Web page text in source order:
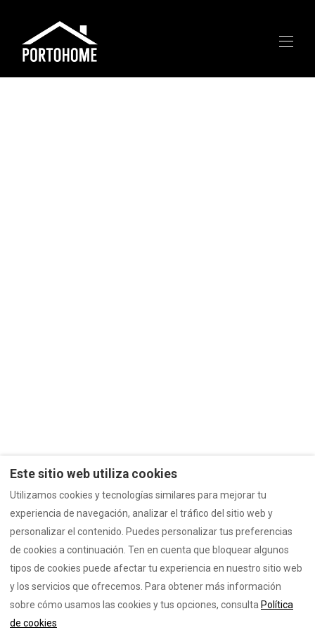
Ubicación PortoHome I y II
Ubicación PortoHome Ático
Aviso Legal
Política de privacidad
Política de cookies
Español EUR 663601626
Este sitio web utiliza cookies
Utilizamos cookies y tecnologías similares para mejorar tu
experiencia de navegación, analizar el tráfico del sitio web y
personalizar el contenido. Puedes personalizar tus preferencias
de cookies a continuación. Ten en cuenta que bloquear algunos
tipos de cookies puede afectar tu experiencia en nuestro sitio web
y los servicios que ofrecemos. Para obtener más información
sobre cómo usamos las cookies y tus opciones, consulta Política
de cookies